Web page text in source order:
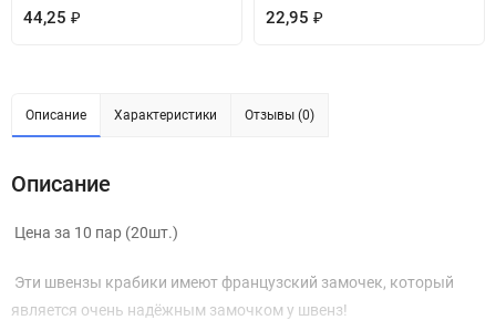
44,25 ₽ 22,95 ₽
Описание Характеристики Отзывы (0)
Описание
Цена за 10 пар (20шт.)
Эти швензы крабики имеют французский замочек, который
является очень надёжным замочком у швенз!